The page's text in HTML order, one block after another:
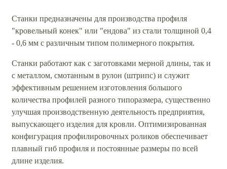
Станки предназначены для производства профиля
"кровельный конек" или "ендова" из стали толщиной 0,4
- 0,6 мм с различным типом полимерного покрытия.
Станки работают как с заготовками мерной длины, так и
с металлом, смотанным в рулон (штрипс) и служит
эффективным решением изготовления большого
количества профилей разного типоразмера, существенно
улучшая производственную деятельность предприятия,
выпускающего изделия для кровли. Оптимизированная
конфигурация профилировочных роликов обеспечивает
плавный гиб профиля и постоянные размеры по всей
длине изделия.